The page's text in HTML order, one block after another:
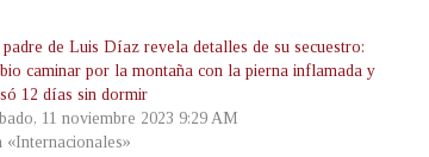
de Luis Díaz revela detalles de su secuestro:
caminar por la montaña con la pierna inflamada y
12 días sin dormir
11 noviembre 2023 9:29 AM
«Internacionales»